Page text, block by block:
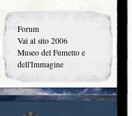
Forum
Vai al sito 2006
Museo del Fumetto e
dell'Immagine